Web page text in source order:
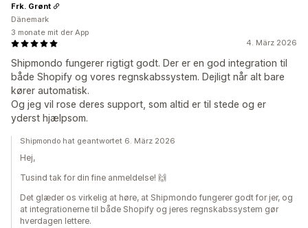
4. März 2026
Shipmondo fungerer rigtigt godt. Der er en god integration til
både Shopify og vores regnskabssystem. Dejligt når alt bare
kører automatisk.
Og jeg vil rose deres support, som altid er til stede og er
yderst hjælpsom.
Frk. Grønt
Dänemark
3 monate mit der App
Shipmondo hat geantwortet 6. März 2026
Hej,
Tusind tak for din fine anmeldelse! 🙌
Det glæder os virkelig at høre, at Shipmondo fungerer godt for jer, og
at integrationerne til både Shopify og jeres regnskabssystem gør
hverdagen lettere.